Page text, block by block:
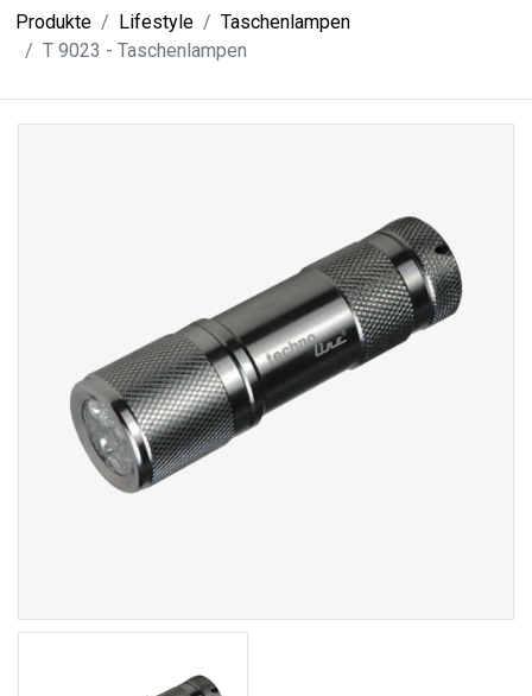
Produkte Lifestyle
Taschenlampen
T 9023 - Taschenlampen